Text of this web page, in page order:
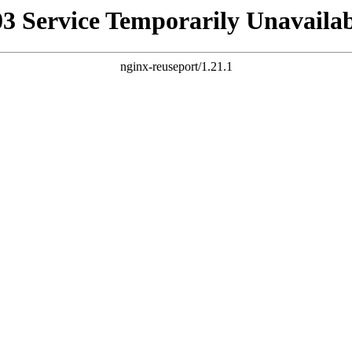
Service Temporarily
nginx-reuseport/1.21.1